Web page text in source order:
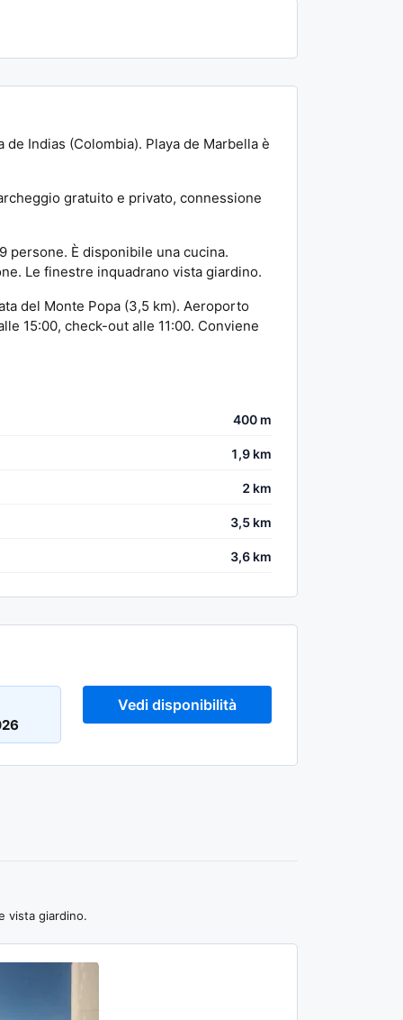
Indias (Colombia). Playa de Marbella è
gratuito e privato, connessione
persone. È disponibile una cucina.
Le finestre inquadrano vista giardino.
del Monte Popa (3,5 km). Aeroporto
15:00, check-out alle 11:00. Conviene
400 m
1,9 km
2 km
3,5 km
3,6 km
Vedi disponibilità
vista giardino.